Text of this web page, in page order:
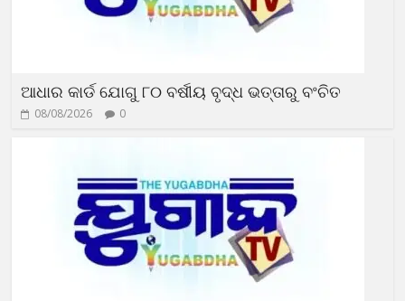
ଆଧାର କାର୍ଡ ଯୋଗୁ ୮୦ ବର୍ଷୀୟ ବୃଦ୍ଧ ଭତ୍ତାରୁ ବଂଚିତ
08/08/2026 0